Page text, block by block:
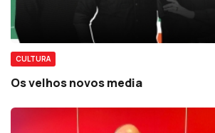
CULTURA
Os velhos novos media